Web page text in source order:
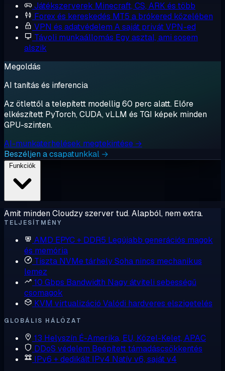
Játékszerverek Minecraft, CS, ARK és több
Forex és kereskedés MT5 a brókered közelében
VPN és adatvédelem A saját privát VPN-ed
Távoli munkaállomás Egy asztal, ami sosem
alszik
Megoldás
AI tanítás és inferencia
Az ötlettől a telepített modellig 60 perc alatt. Előre
elkészített PyTorch, CUDA, vLLM és TGI képek minden
GPU-szinten.
AI-munkaterhelések megtekintése →
Beszéljen a csapatunkkal →
Amit minden Cloudzy szerver tud. Alapból, nem extra.
TELJESÍTMÉNY
AMD EPYC + DDR5 Legújabb generációs magok
és memória
Tiszta NVMe tárhelySoha nincs mechanikus
lemez
10 Gbps Bandwidth Nagy átviteli sebességű
csomagok
KVM virtualizáció Valódi hardveres elszigetelés
GLOBÁLIS HÁLÓZAT
13 Helyszín É-Amerika, EU, Közel-Kelet, APAC
DDoS védelem Beépített támadáscsökkentés
IPv6 + dedikált IPv4 Natív v6, saját v4